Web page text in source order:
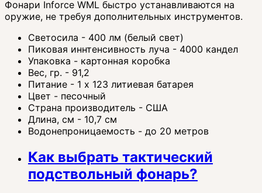
Фонари Inforce WML быстро устанавливаются на
оружие, не требуя дополнительных инструментов.
Светосила - 400 лм (белый свет)
Пиковая иннтенсивность луча - 4000 кандел
Упаковка - картонная коробка
Вес, гр. - 91,2
Питание - 1 х 123 литиевая батарея
Цвет - песочный
Страна производитель - США
Длина, см - 10,7 см
Водонепроницаемость - до 20 метров
Как выбрать тактический
подствольный фонарь?